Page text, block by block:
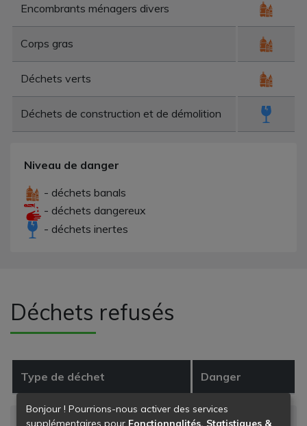
Encombrants ménagers divers
Corps gras
Déchets verts
Déchets de construction et de démolition
Niveau de danger
- déchets banals
- déchets dangereux
- déchets inertes
Déchets refusés
Type de déchet Danger
Bonjour ! Pourrions-nous activer des services
supplémentaires pour Fonctionnalités, Statistiques &